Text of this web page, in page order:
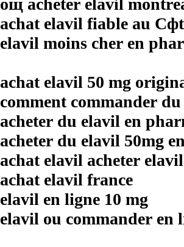
oщ acheter elavil
achat elavil fiable au
elavil moins cher en
achat elavil 50 mg
comment commander
acheter du elavil en
acheter du elavil 50mg
achat elavil acheter elavil
achat elavil france
elavil en ligne 10 mg
elavil ou commander en